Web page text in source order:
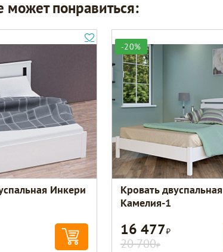
может понравиться:
Инкери
-20%
Кровать двуспальная
Камелия-1
16 477Р
20 700Р